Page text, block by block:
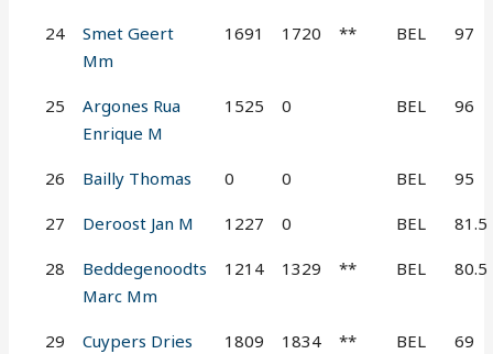
24
Smet Geert
Mm
1691 1720 ** BEL 97
25
Argones Rua
Enrique M
1525 0 BEL 96
26 Bailly Thomas 0 0 BEL 95
27 Deroost Jan M 1227 0 BEL 81.5
28
Beddegenoodts
Marc Mm
1214 1329 ** BEL 80.5
29
Cuypers Dries
1809 1834 ** BEL 69